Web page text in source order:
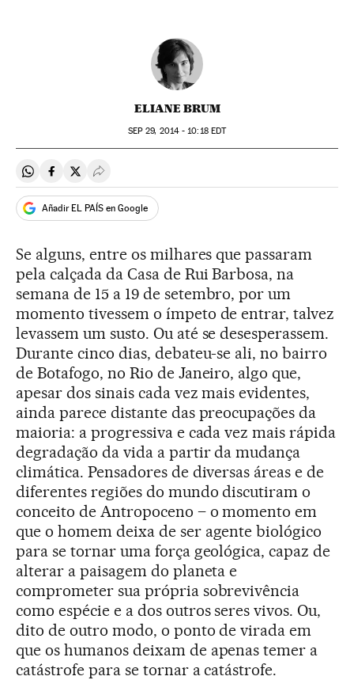
ELIANE BRUM
SEP 29, 2014 - 10:18EDT
Compartir en Whatsapp
Compartir en Facebook
Compartir en Twitter
Desplegar Redes Sociales
Añadir EL PAÍS en Google
Se alguns, entre os milhares que passaram
pela calçada da Casa de Rui Barbosa, na
semana de 15 a 19 de setembro, por um
momento tivessem o ímpeto de entrar, talvez
levassem um susto. Ou até se desesperassem.
Durante cinco dias, debateu-se ali, no bairro
de Botafogo, no Rio de Janeiro, algo que,
apesar dos sinais cada vez mais evidentes,
ainda parece distante das preocupações da
maioria: a progressiva e cada vez mais rápida
degradação da vida a partir da mudança
climática. Pensadores de diversas áreas e de
diferentes regiões do mundo discutiram o
conceito de Antropoceno – o momento em
que o homem deixa de ser agente biológico
para se tornar uma força geológica, capaz de
alterar a paisagem do planeta e
comprometer sua própria sobrevivência
como espécie e a dos outros seres vivos. Ou,
dito de outro modo, o ponto de virada em
que os humanos deixam de apenas temer a
catástrofe para se tornar a catástrofe.